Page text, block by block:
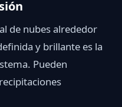
de nubes alrededor
y brillante es la
Pueden